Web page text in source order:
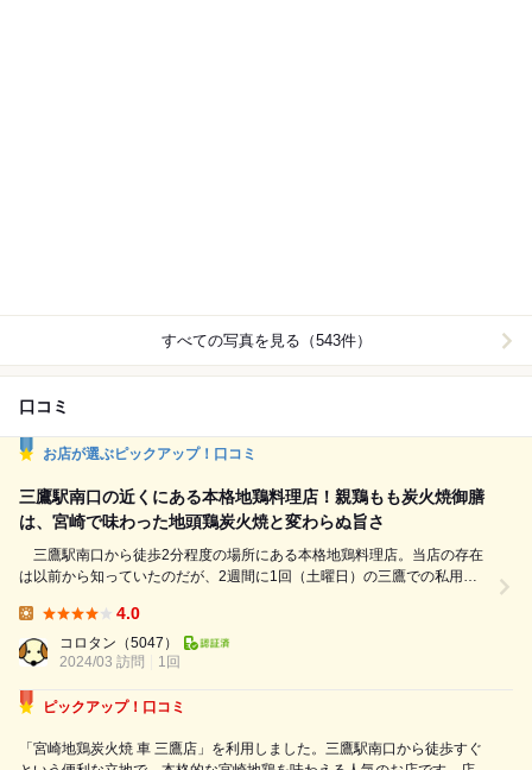
すべての写真を見る（543件）
口コミ
お店が選ぶピックアップ！口コミ
三鷹駅南口の近くにある本格地鶏料理店！親鶏もも炭火焼御膳
は、宮崎で味わった地頭鶏炭火焼と変わらぬ旨さ
三鷹駅南口から徒歩2分程度の場所にある本格地鶏料理店。当店の存在
は以前から知っていたのだが、2週間に1回（土曜日）の三鷹での私用の
焼が期待どおりの美味しさであったことから大満足。その後、2回再訪を
重ねたことから、そろそろレビューをアップすることにしよう。お店自体
は商業ビルの2階にあり、スンドゥブ専門店のOKKII三鷹店と併設してい...
4.0
コロタン （5047）
2024/03 訪問
1回
ピックアップ！口コミ
「宮崎地鶏炭火焼 車 三鷹店」を利用しました。三鷹駅南口から徒歩すぐ